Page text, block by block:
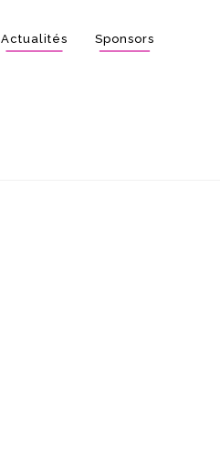
Actualités Sponsors